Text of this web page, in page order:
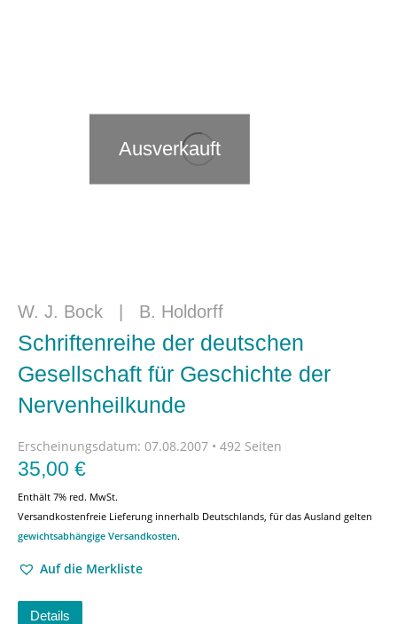
Ausverkauft
W. J. Bock B. Holdorff
Schriftenreihe der deutschen
Gesellschaft für Geschichte der
Nervenheilkunde
Erscheinungsdatum: 07.08.2007 • 492 Seiten
35,00 €
Enthält 7% red. MwSt.
Versandkostenfreie Lieferung innerhalb Deutschlands, für das Ausland gelten
gewichtsabhängige Versandkosten.
Auf die Merkliste
Details